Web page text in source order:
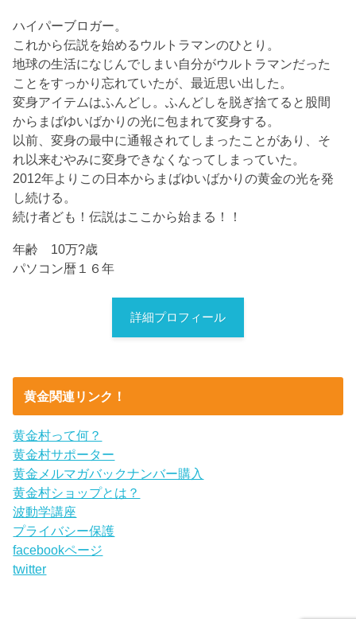
ハイパーブロガー。
これから伝説を始めるウルトラマンのひとり。
地球の生活になじんでしまい自分がウルトラマンだった
ことをすっかり忘れていたが、最近思い出した。
変身アイテムはふんどし。ふんどしを脱ぎ捨てると股間
からまばゆいばかりの光に包まれて変身する。
以前、変身の最中に通報されてしまったことがあり、そ
れ以来むやみに変身できなくなってしまっていた。
2012年よりこの日本からまばゆいばかりの黄金の光を発
し続ける。
続け者ども！伝説はここから始まる！！
年齢 10万?歳
パソコン暦１６年
詳細プロフィール
黄金関連リンク！
黄金村って何？
黄金村サポーター
黄金メルマガバックナンバー購入
黄金村ショップとは？
波動学講座
プライバシー保護
facebookページ
twitter